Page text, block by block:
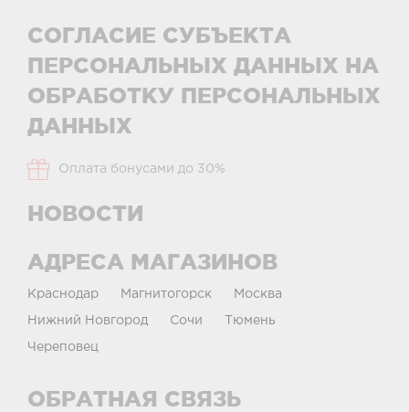
СОГЛАСИЕ СУБЪЕКТА
ПЕРСОНАЛЬНЫХ ДАННЫХ НА
ОБРАБОТКУ ПЕРСОНАЛЬНЫХ
ДАННЫХ
Оплата бонусами до 30%
НОВОСТИ
АДРЕСА МАГАЗИНОВ
Краснодар Магнитогорск Москва
Нижний Новгород Сочи Тюмень
Череповец
ОБРАТНАЯ СВЯЗЬ